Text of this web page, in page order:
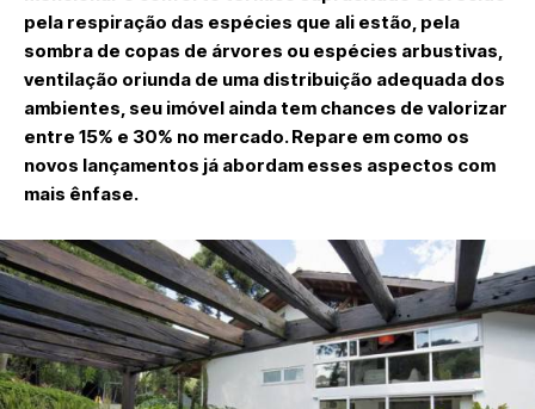
pela respiração das espécies que ali estão, pela
sombra de copas de árvores ou espécies arbustivas,
ventilação oriunda de uma distribuição adequada dos
ambientes, seu imóvel ainda tem chances de valorizar
entre 15% e 30% no mercado. Repare em como os
novos lançamentos já abordam esses aspectos com
mais ênfase.